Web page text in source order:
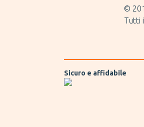
©
Tutti
Sicuro e affidabile